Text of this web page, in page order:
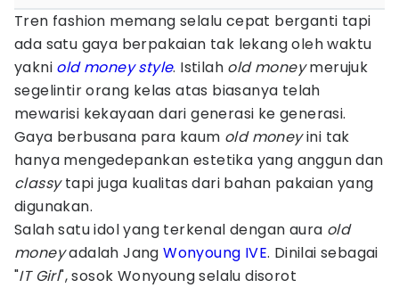
Tren fashion memang selalu cepat berganti tapi
ada satu gaya berpakaian tak lekang oleh waktu
yakni old money style. Istilah old moneymerujuk
segelintir orang kelas atas biasanya telah
mewarisi kekayaan dari generasi ke generasi.
Gaya berbusana para kaum old moneyini tak
hanya mengedepankan estetika yang anggun dan
classytapi juga kualitas dari bahan pakaian yang
digunakan.
Salah satu idol yang terkenal dengan aura old
moneyadalah JangWonyoung IVE. Dinilai sebagai
"IT Girl", sosok Wonyoung selalu disorot